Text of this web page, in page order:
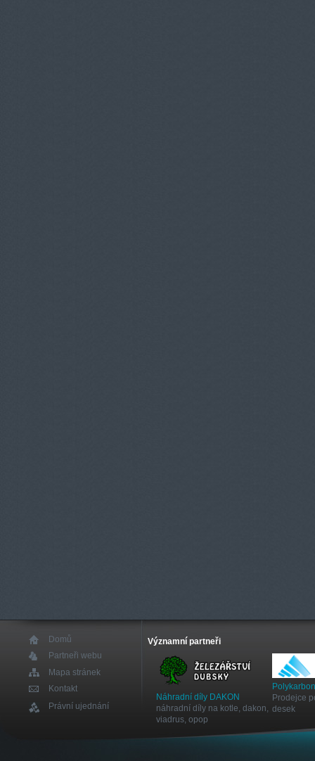
Domů
Partneři webu
Mapa stránek
Kontakt
Právní ujednání
Významní partneři
Náhradní díly DAKON
náhradní díly na kotle, dakon,
viadrus, opop
Prodejce
desek